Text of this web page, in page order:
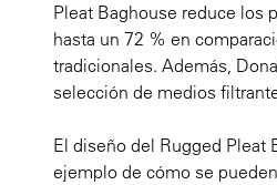
Pleat Baghouse reduce los
hasta un 72 % en
tradicionales. Además,
selección de medios
El diseño del Rugged Pleat
ejemplo de cómo se